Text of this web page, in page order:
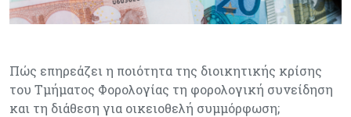
Πώς επηρεάζει η ποιότητα της διοικητικής κρίσης
του Τμήματος Φορολογίας τη φορολογική συνείδηση
και τη διάθεση για οικειοθελή συμμόρφωση;